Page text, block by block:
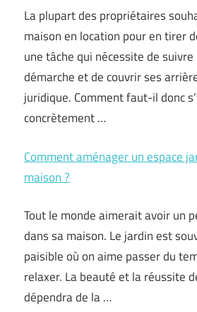
La plupart des propriétaires
maison en location pour en tirer
une tâche qui nécessite de
démarche et de couvrir ses
juridique. Comment faut-il donc
concrètement …
Comment aménager un espace
maison ?
Tout le monde aimerait avoir un
dans sa maison. Le jardin est
paisible où on aime passer du
relaxer. La beauté et la réussite
dépendra de la …